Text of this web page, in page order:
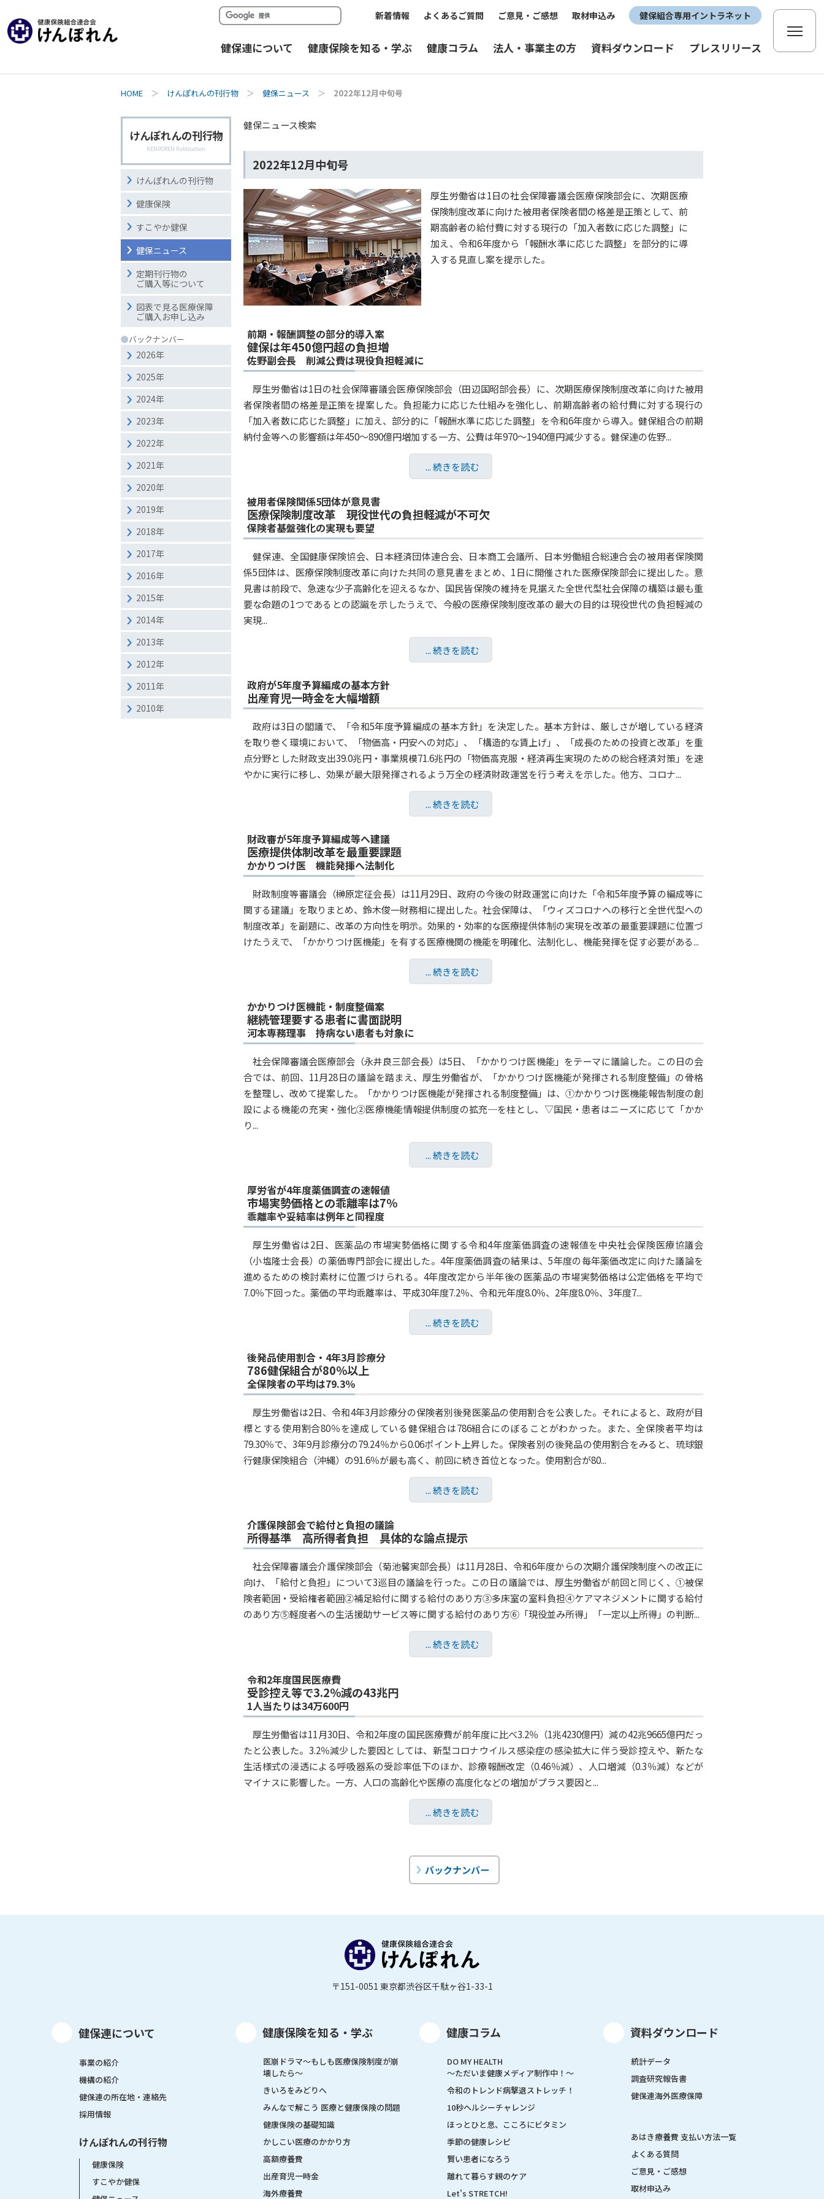
新着情報 よくあるご質問 ご意見・ご感想 取材申込み 健保組合専用イントラネット
健保連について 健康保険を知る・学ぶ 健康コラム 法人・事業主の方 資料ダウンロード プレスリリース
HOME ＞ けんぽれんの刊行物 ＞ 健保ニュース ＞ 2022年12月中旬号
健保ニュース検索
2022年12月中旬号
厚生労働省は1日の社会保障審議会医療保険部会に、次期医療
保険制度改革に向けた被用者保険者間の格差是正策として、前
期高齢者の給付費に対する現行の「加入者数に応じた調整」に
加え、令和6年度から「報酬水準に応じた調整」を部分的に導
入する見直し案を提示した。
前期・報酬調整の部分的導入案
健保は年450億円超の負担増
佐野副会長 削減公費は現役負担軽減に
厚生労働省は1日の社会保障審議会医療保険部会（田辺国昭部会長）に、次期医療保険制度改革に向けた被用
者保険者間の格差是正策を提案した。負担能力に応じた仕組みを強化し、前期高齢者の給付費に対する現行の
「加入者数に応じた調整」に加え、部分的に「報酬水準に応じた調整」を令和6年度から導入。健保組合の前期
納付金等への影響額は年450～890億円増加する一方、公費は年970～1940億円減少する。健保連の佐野...
... 続きを読む
被用者保険関係5団体が意見書
医療保険制度改革 現役世代の負担軽減が不可欠
保険者基盤強化の実現も要望
健保連、全国健康保険協会、日本経済団体連合会、日本商工会議所、日本労働組合総連合会の被用者保険関
係5団体は、医療保険制度改革に向けた共同の意見書をまとめ、1日に開催された医療保険部会に提出した。意
見書は前段で、急速な少子高齢化を迎えるなか、国民皆保険の維持を見据えた全世代型社会保障の構築は最も重
要な命題の1つであるとの認識を示したうえで、今般の医療保険制度改革の最大の目的は現役世代の負担軽減の
実現...
... 続きを読む
政府が5年度予算編成の基本方針
出産育児一時金を大幅増額
政府は3日の閣議で、「令和5年度予算編成の基本方針」を決定した。基本方針は、厳しさが増している経済
を取り巻く環境において、「物価高・円安への対応」、「構造的な賃上げ」、「成長のための投資と改革」を重
点分野とした財政支出39.0兆円・事業規模71.6兆円の「物価高克服・経済再生実現のための総合経済対策」を速
やかに実行に移し、効果が最大限発揮されるよう万全の経済財政運営を行う考えを示した。他方、コロナ...
... 続きを読む
財政審が5年度予算編成等へ建議
医療提供体制改革を最重要課題
かかりつけ医 機能発揮へ法制化
財政制度等審議会（榊原定征会長）は11月29日、政府の今後の財政運営に向けた「令和5年度予算の編成等に
関する建議」を取りまとめ、鈴木俊一財務相に提出した。社会保障は、「ウィズコロナへの移行と全世代型への
制度改革」を副題に、改革の方向性を明示。効果的・効率的な医療提供体制の実現を改革の最重要課題に位置づ
けたうえで、「かかりつけ医機能」を有する医療機関の機能を明確化、法制化し、機能発揮を促す必要がある...
... 続きを読む
かかりつけ医機能・制度整備案
継続管理要する患者に書面説明
河本専務理事 持病ない患者も対象に
社会保障審議会医療部会（永井良三部会長）は5日、「かかりつけ医機能」をテーマに議論した。この日の会
合では、前回、11月28日の議論を踏まえ、厚生労働省が、「かかりつけ医機能が発揮される制度整備」の骨格
を整理し、改めて提案した。「かかりつけ医機能が発揮される制度整備」は、①かかりつけ医機能報告制度の創
設による機能の充実・強化②医療機能情報提供制度の拡充─を柱とし、▽国民・患者はニーズに応じて「かか
り...
... 続きを読む
厚労省が4年度薬価調査の速報値
市場実勢価格との乖離率は7％
乖離率や妥結率は例年と同程度
厚生労働省は2日、医薬品の市場実勢価格に関する令和4年度薬価調査の速報値を中央社会保険医療協議会
（小塩隆士会長）の薬価専門部会に提出した。4年度薬価調査の結果は、5年度の毎年薬価改定に向けた議論を
進めるための検討素材に位置づけられる。4年度改定から半年後の医薬品の市場実勢価格は公定価格を平均で
7.0％下回った。薬価の平均乖離率は、平成30年度7.2％、令和元年度8.0％、2年度8.0％、3年度7...
... 続きを読む
後発品使用割合・4年3月診療分
786健保組合が80％以上
全保険者の平均は79.3％
厚生労働省は2日、令和4年3月診療分の保険者別後発医薬品の使用割合を公表した。それによると、政府が目
標とする使用割合80％を達成している健保組合は786組合にのぼることがわかった。また、全保険者平均は
79.30％で、3年9月診療分の79.24％から0.06ポイント上昇した。保険者別の後発品の使用割合をみると、琉球銀
行健康保険組合（沖縄）の91.6％が最も高く、前回に続き首位となった。使用割合が80...
... 続きを読む
介護保険部会で給付と負担の議論
所得基準 高所得者負担 具体的な論点提示
社会保障審議会介護保険部会（菊池馨実部会長）は11月28日、令和6年度からの次期介護保険制度への改正に
向け、「給付と負担」について3巡目の議論を行った。この日の議論では、厚生労働省が前回と同じく、①被保
険者範囲・受給権者範囲②補足給付に関する給付のあり方③多床室の室料負担④ケアマネジメントに関する給付
のあり方⑤軽度者への生活援助サービス等に関する給付のあり方⑥「現役並み所得」「一定以上所得」の判断...
... 続きを読む
令和2年度国民医療費
受診控え等で3.2％減の43兆円
1人当たりは34万600円
厚生労働省は11月30日、令和2年度の国民医療費が前年度に比べ3.2％（1兆4230億円）減の42兆9665億円だっ
たと公表した。3.2％減少した要因としては、新型コロナウイルス感染症の感染拡大に伴う受診控えや、新たな
生活様式の浸透による呼吸器系の受診率低下のほか、診療報酬改定（0.46％減）、人口増減（0.3％減）などが
マイナスに影響した。一方、人口の高齢化や医療の高度化などの増加がプラス要因と...
... 続きを読む
バックナンバー
けんぽれんの刊行物
KENPOREN Publication
けんぽれんの刊行物
健康保険
すこやか健保
健保ニュース
定期刊行物の
ご購入等について
図表で見る医療保障
ご購入お申し込み
●バックナンバー
2026年
2025年
2024年
2023年
2022年
2021年
2020年
2019年
2018年
2017年
2016年
2015年
2014年
2013年
2012年
2011年
2010年
〒151-0051 東京都渋谷区千駄ヶ谷1-33-1
健保連について
事業の紹介
機構の紹介
健保連の所在地・連絡先
採用情報
けんぽれんの刊行物
健康保険
すこやか健保
健康保険を知る・学ぶ
医崩ドラマ〜もしも医療保険制度が崩
壊したら〜
きいろをみどりへ
みんなで解こう 医療と健康保険の問題
健康保険の基礎知識
かしこい医療のかかり方
高額療養費
出産育児一時金
海外療養費
健康コラム
DO MY HEALTH
～ただいま健康メディア制作中！～
令和のトレンド病撃退ストレッチ！
10秒ヘルシーチャレンジ
ほっとひと息、こころにビタミン
季節の健康レシピ
賢い患者になろう
離れて暮らす親のケア
Let's STRETCH!
資料ダウンロード
統計データ
調査研究報告書
健保連海外医療保障
あはき療養費 支払い方法一覧
よくある質問
ご意見・ご感想
取材申込み